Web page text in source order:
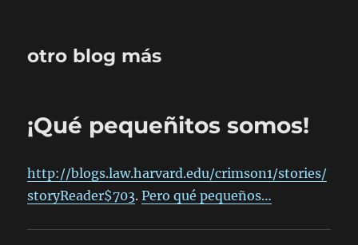
otro blog más
¡Qué pequeñitos somos!
http://blogs.law.harvard.edu/crimson1/stories/
storyReader$703.Pero qué pequeños…